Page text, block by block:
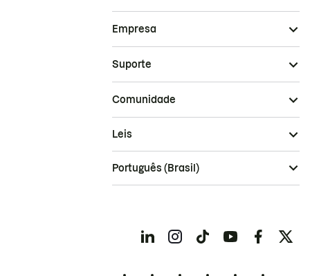
Empresa
Suporte
Comunidade
Leis
Português (Brasil)